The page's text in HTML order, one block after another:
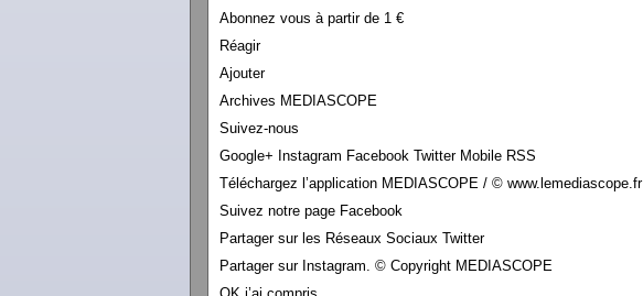
Abonnez vous à partir de 1 €
Réagir
Ajouter
Archives MEDIASCOPE
Suivez-nous
Google+ Instagram Facebook Twitter Mobile RSS
Téléchargez l’application MEDIASCOPE / © www.lemediascope.fr
Suivez notre page Facebook
Partager sur les Réseaux Sociaux Twitter
Partager sur Instagram. © Copyright MEDIASCOPE